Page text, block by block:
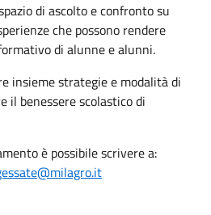
di ascolto e confronto su
che possono rendere
di alunne e alunni.
insieme strategie e modalità di
il benessere scolastico di
è possibile scrivere a: